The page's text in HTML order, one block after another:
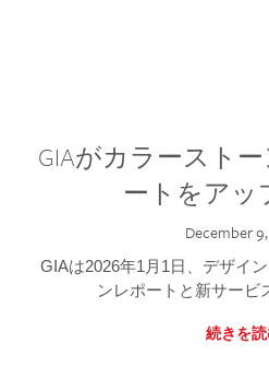
GIAがカラースト
ートをアッ
December
GIAは2026年1月1日、デザイ
ンレポートと新サービ
続きを